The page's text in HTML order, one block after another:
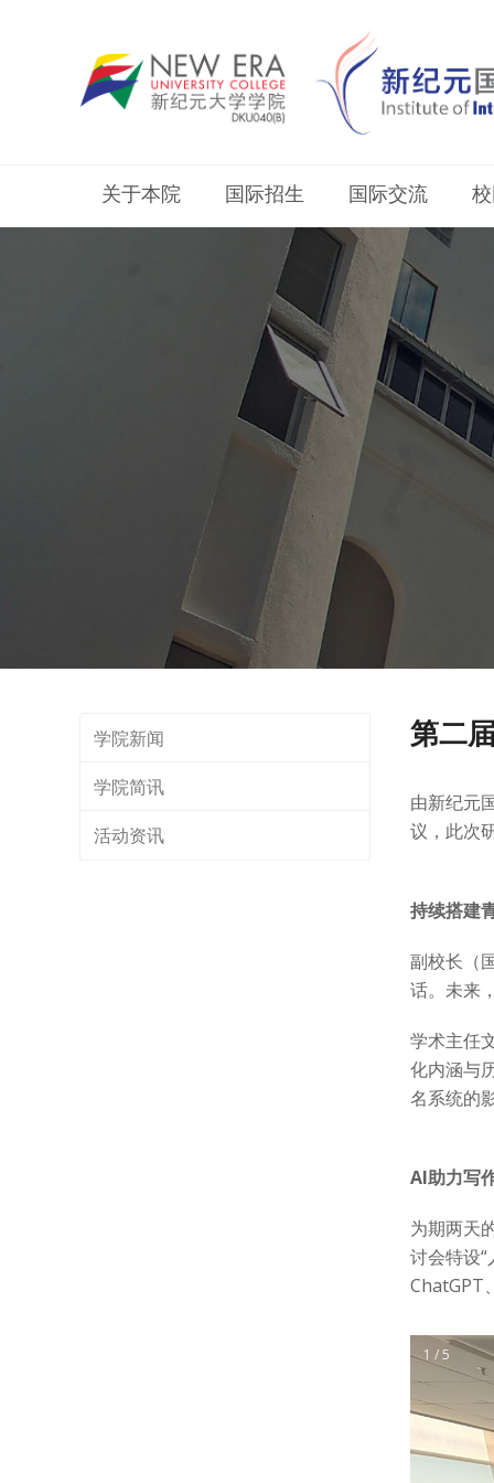
关于本院 国际招生 国际交流
第二
由新纪元
议，此次
持续搭建
副校长（
话。未来
学术主任
化内涵与
名系统的
AI助力写
为期两天
讨会特设
ChatGPT
1 / 5
学院新闻
学院简讯
活动资讯